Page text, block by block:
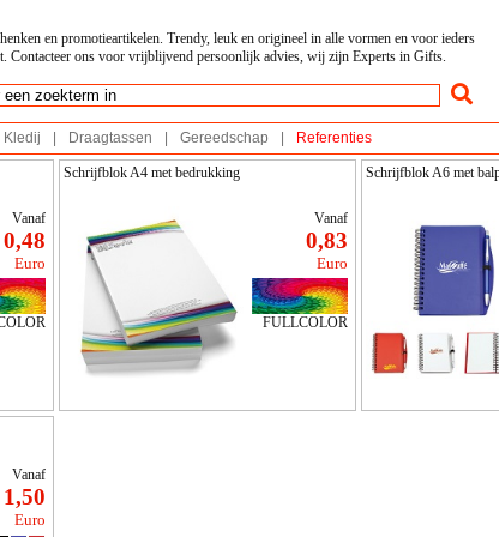
en promotieartikelen. Trendy, leuk en origineel in alle vormen en voor ieders
Contacteer ons voor vrijblijvend persoonlijk advies, wij zijn Experts in Gifts.
Kledij Draagtassen Gereedschap Referenties
Vanaf
0,48
Euro
Schrijfblok A4 met bedrukking
Vanaf
0,83
Euro
FULLCOLOR
Schrijfblok A6 met
Vanaf
1,50
Euro